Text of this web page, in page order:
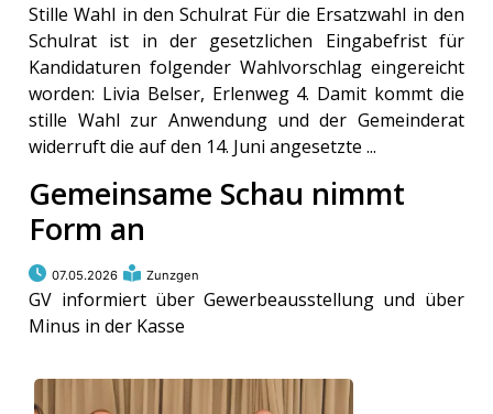
Stille Wahl in den Schulrat Für die Ersatzwahl in den
Schulrat ist in der gesetzlichen Eingabefrist für
Kandidaturen folgender Wahlvorschlag eingereicht
worden: Livia Belser, Erlenweg 4. Damit kommt die
stille Wahl zur Anwendung und der Gemeinderat
widerruft die auf den 14. Juni angesetzte ...
Gemeinsame Schau nimmt
Form an
07.05.2026 Zunzgen
GV informiert über Gewerbeausstellung und über
Minus in der Kasse